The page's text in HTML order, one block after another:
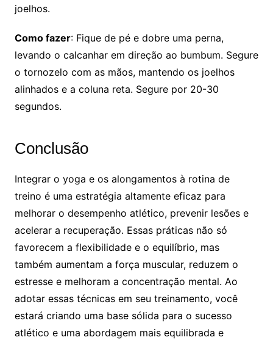
joelhos.
Como fazer: Fique de pé e dobre uma perna,
levando o calcanhar em direção ao bumbum. Segure
o tornozelo com as mãos, mantendo os joelhos
alinhados e a coluna reta. Segure por 20-30
segundos.
Conclusão
Integrar o yoga e os alongamentos à rotina de
treino é uma estratégia altamente eficaz para
melhorar o desempenho atlético, prevenir lesões e
acelerar a recuperação. Essas práticas não só
favorecem a flexibilidade e o equilíbrio, mas
também aumentam a força muscular, reduzem o
estresse e melhoram a concentração mental. Ao
adotar essas técnicas em seu treinamento, você
estará criando uma base sólida para o sucesso
atlético e uma abordagem mais equilibrada e